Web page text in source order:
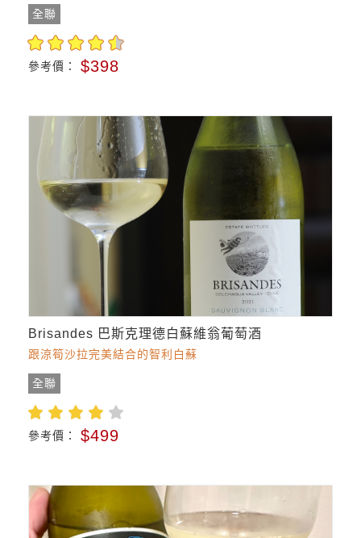
全聯
參考價： $398
Brisandes 巴斯克理德白蘇維翁葡萄酒
跟涼筍沙拉完美結合的智利白蘇
全聯
參考價： $499